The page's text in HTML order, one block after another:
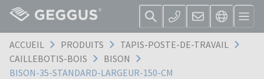
ACCUEIL PRODUITS
TAPIS-POSTE-DE-TRAVAIL
CAILLEBOTIS-BOIS
BISON
BISON-35-STANDARD-LARGEUR-150-CM